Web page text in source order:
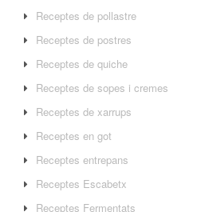
Receptes de pollastre
Receptes de postres
Receptes de quiche
Receptes de sopes i cremes
Receptes de xarrups
Receptes en got
Receptes entrepans
Receptes Escabetx
Receptes Fermentats